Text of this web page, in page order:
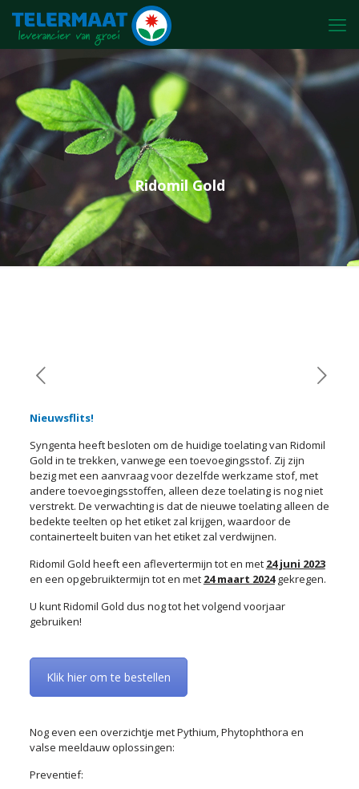
Ridomil Gold
Nieuwsflits!
Syngenta heeft besloten om de huidige toelating van Ridomil
Gold in te trekken, vanwege een toevoegingsstof. Zij zijn
bezig met een aanvraag voor dezelfde werkzame stof, met
andere toevoegingsstoffen, alleen deze toelating is nog niet
verstrekt. De verwachting is dat de nieuwe toelating alleen de
bedekte teelten op het etiket zal krijgen, waardoor de
containerteelt buiten van het etiket zal verdwijnen.
Ridomil Gold heeft een aflevertermijn tot en met 24 juni 2023
en een opgebruiktermijn tot en met 24 maart 2024gekregen.
U kunt Ridomil Gold dus nog tot het volgend voorjaar
gebruiken!
Klik hier om te bestellen
Nog even een overzichtje met Pythium, Phytophthora en
valse meeldauw oplossingen:
Preventief: